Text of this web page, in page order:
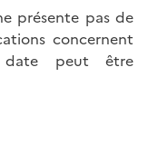
présente pas de
concernent
peut être